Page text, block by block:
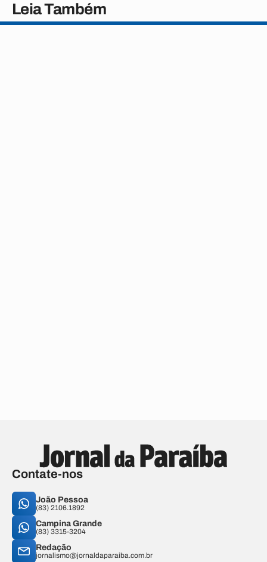
Leia Também
Contate-nos
João Pessoa
(83) 2106.1892
Campina Grande
(83) 3315-3204
Redação
jornalismo@jornaldaparaiba.com.br